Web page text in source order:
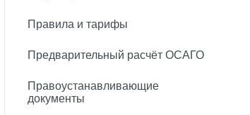
Правила и тарифы
Предварительный расчёт ОСАГО
Правоустанавливающие
документы